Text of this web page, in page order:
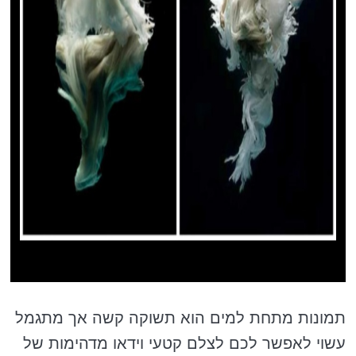
תמונות מתחת למים הוא תשוקה קשה אך מתגמל
עשוי לאפשר לכם לצלם קטעי וידאו מדהימות של